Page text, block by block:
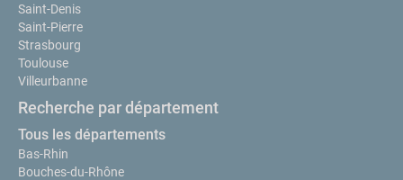
Saint-Denis
Saint-Pierre
Strasbourg
Toulouse
Villeurbanne
Recherche par département
Tous les départements
Bas-Rhin
Bouches-du-Rhône